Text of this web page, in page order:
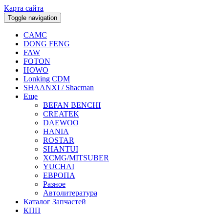
Карта сайта
Toggle navigation
CAMC
DONG FENG
FAW
FOTON
HOWO
Lonking CDM
SHAANXI / Shacman
Еще
BEFAN BENCHI
CREATEK
DAEWOO
HANIA
ROSTAR
SHANTUI
XCMG/MITSUBER
YUCHAI
ЕВРОПА
Разное
Aвтолитература
Каталог Запчастей
КПП